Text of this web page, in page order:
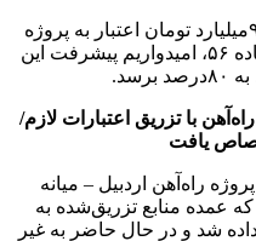
عاملی اظهار کرد: با توجه به تزریق ۹میلیارد تومان اعتبار به پروژه
تالار شهر اردبیل و منابعی از محل ماده ۵۶، امیدواریم پیشرفت این
با تزریق اعتبارات لازم/
راه‌آهن اردبیل – میانه
که عمده منابع تزریق‌شده به
شد و در حال حاضر به غیر